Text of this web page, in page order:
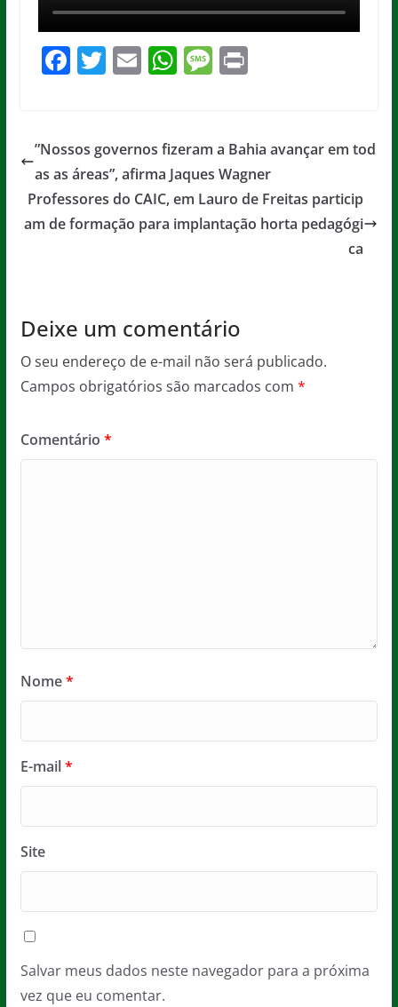
F
e
b
o
o
T
er
E
l
W
s
A
p
p
M
a
g
e
Pr
”Nossos governos fizeram a Bahia avançar em tod
as as áreas”, afirma Jaques Wagner
Professores do CAIC, em Lauro de Freitas particip
am de formação para implantação horta pedagógi
ca
Deixe um comentário
O seu endereço de e-mail não será publicado.
Campos obrigatórios são marcados com *
Comentário *
Nome*
E-mail*
Site
Salvar meus dados neste navegador para a próxima
vez que eu comentar.